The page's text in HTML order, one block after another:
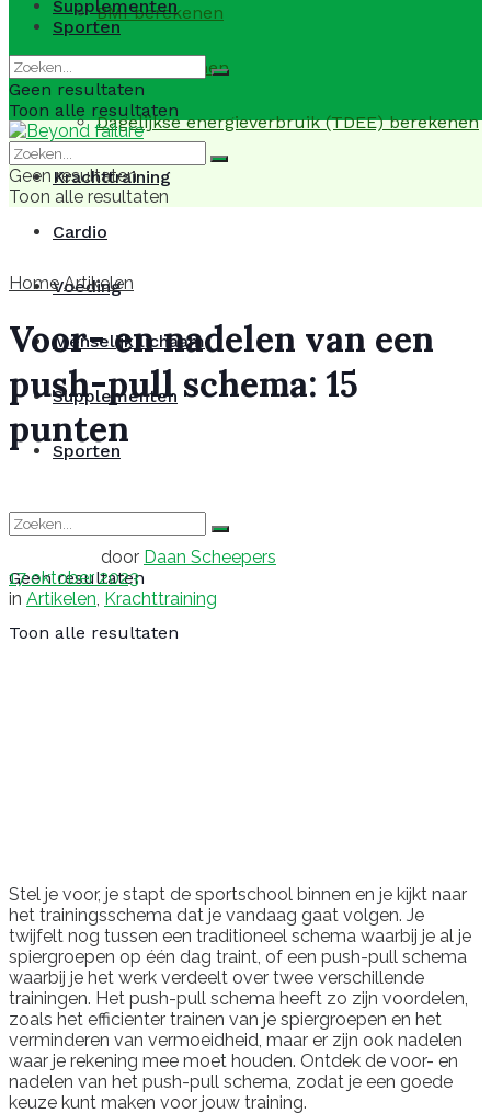
BMI berekenen
BMR berekenen
Dagelijkse energieverbruik (TDEE) berekenen
Krachttraining
Cardio
Voeding
Menselijk lichaam
Supplementen
Sporten
Geen resultaten
Toon alle resultaten
Supplementen
Sporten
Geen resultaten
Toon alle resultaten
Geen resultaten
Toon alle resultaten
Home Artikelen
Voor- en nadelen van een
push-pull schema: 15
punten
door Daan Scheepers
17 oktober 2023
in Artikelen, Krachttraining
Stel je voor, je stapt de sportschool binnen en je kijkt naar
het trainingsschema dat je vandaag gaat volgen. Je
twijfelt nog tussen een traditioneel schema waarbij je al je
spiergroepen op één dag traint, of een push-pull schema
waarbij je het werk verdeelt over twee verschillende
trainingen. Het push-pull schema heeft zo zijn voordelen,
zoals het efficienter trainen van je spiergroepen en het
verminderen van vermoeidheid, maar er zijn ook nadelen
waar je rekening mee moet houden. Ontdek de voor- en
nadelen van het push-pull schema, zodat je een goede
keuze kunt maken voor jouw training.